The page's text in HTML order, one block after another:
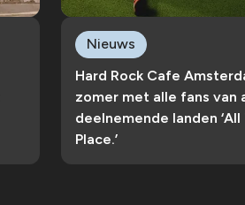
Hard Rock Cafe
zomer met alle fans van
deelnemende landen ‘All
Place.’
Nieuws